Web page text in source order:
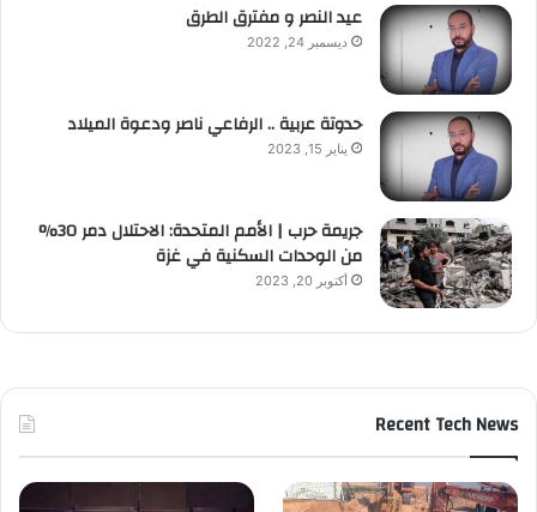
عيد النصر و مفترق الطرق
ديسمبر 24, 2022
حدوتة عربية .. الرفاعي ناصر ودعوة الميلاد
يناير 15, 2023
جريمة حرب | الأمم المتحدة: الاحتلال دمر 30%
من الوحدات السكنية في غزة
أكتوبر 20, 2023
Recent Tech News